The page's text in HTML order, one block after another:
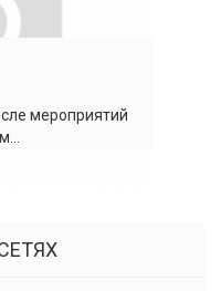
мероприятий